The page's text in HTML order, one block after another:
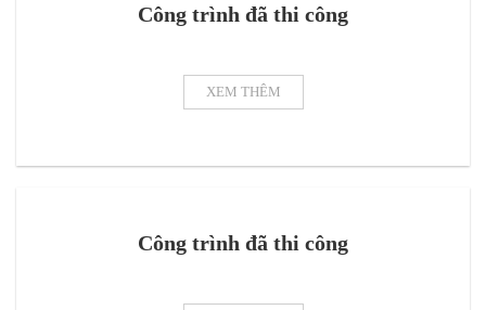
Công trình đã thi công
XEM THÊM
Công trình đã thi công